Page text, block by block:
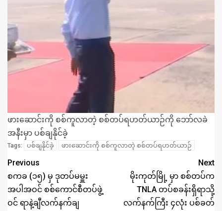
ဖားဆောင်းကို စစ်ကူလာတဲ့ စစ်တပ်ရဟတ်ယာဉ်ကို ဘော်လခဲ
အနီးမှာ ပစ်ချနိုင်ခဲ့
Tags: ပစ်ချနိုင်ခဲ့ ဖားဆောင်းကို စစ်ကူလာတဲ့ စစ်တပ်ရဟတ်ယာဉ်
Previous
စကခ (၁၅) မှ ဒုတပ်မမှူး
အပါအဝင် စစ်ကောင်စီတပ်ဖွဲ့
ဝင် ရာနဲ့ချီလက်နက်ချ
Next
မိုးကုတ်မြို့ မှာ စစ်တပ်က
TNLA တပ်စခန်းရှိရာသို့
လက်နက်ကြီး ၄လုံး ပစ်ခတ်